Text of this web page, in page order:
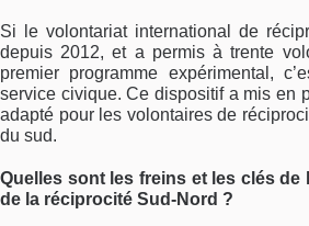
Si le volontariat international de
depuis 2012, et a permis à trente
premier programme expérimental,
service civique. Ce dispositif a mis en
adapté pour les volontaires de
du sud.
Quelles sont les freins et les clés de
de la réciprocité Sud-Nord ?